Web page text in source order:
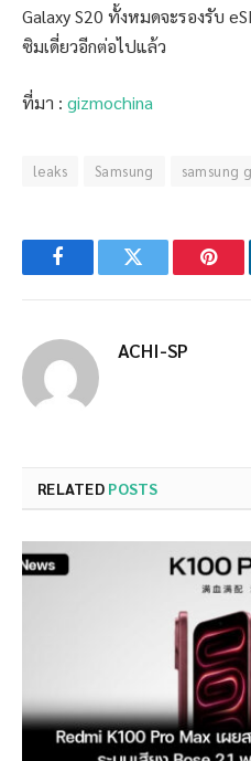
Galaxy S20 ทั้งหมดจะรองรับ
ซิมเดี่ยวอีกต่อไปแล้ว
ที่มา : gizmochina
leaks Samsung samsung
FacebookTwitter
ACHI-SP
RELATED POSTS